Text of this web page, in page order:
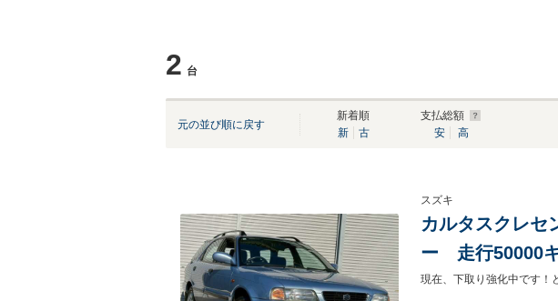
2 台
元の並び順に戻す
新着順
新
古
支払総額
安
高
スズキ
カルタスクレ
ー 走行50000